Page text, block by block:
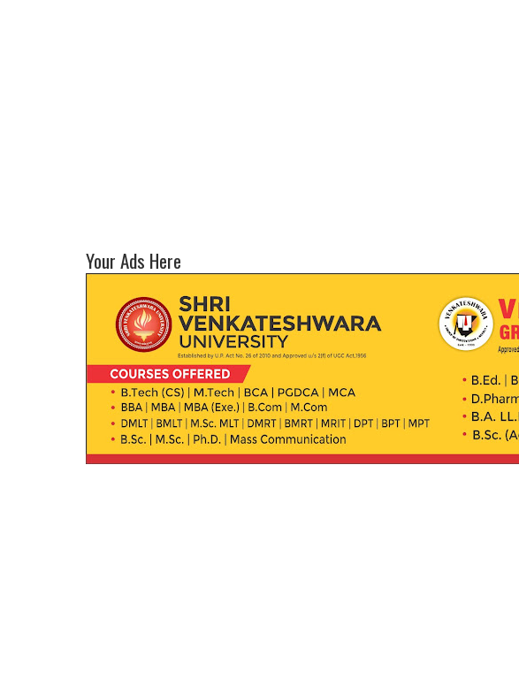
Your Ads Here